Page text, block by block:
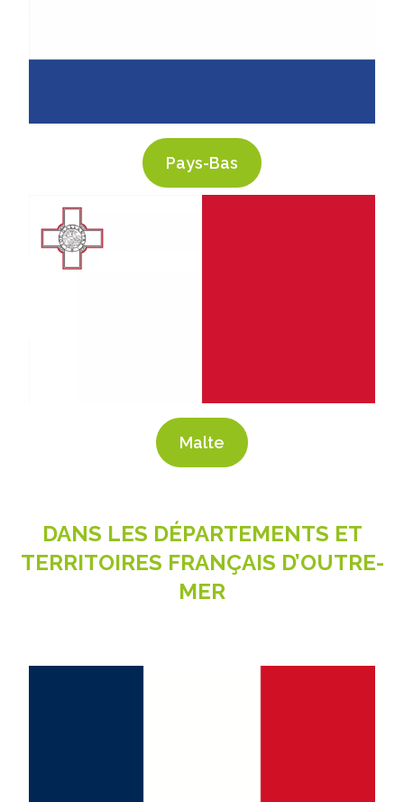
Pays-Bas
Malte
DANS LES DÉPARTEMENTS ET
TERRITOIRES FRANÇAIS D’OUTRE-
MER